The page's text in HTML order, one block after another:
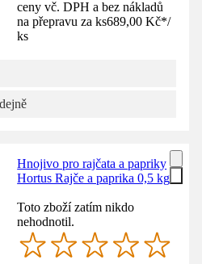
ceny vč. DPH a bez nákladů
na přepravu za ks689,00 Kč*/
ks
Hnojivo pro rajčata a papriky
Hortus Rajče a paprika 0,5 kg
Toto zboží zatím nikdo
nehodnotil.